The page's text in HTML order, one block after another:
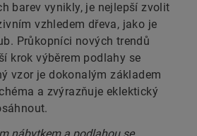
barev vynikly, je nejlepší zvolit
vzhledem dřeva, jako je
Průkopníci nových trendů
krok výběrem podlahy se
vzor je dokonalým základem
a zvýrazňuje eklektický